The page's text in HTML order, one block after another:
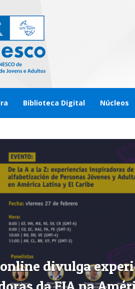
Biblioteca Digital Núcleos
divulga